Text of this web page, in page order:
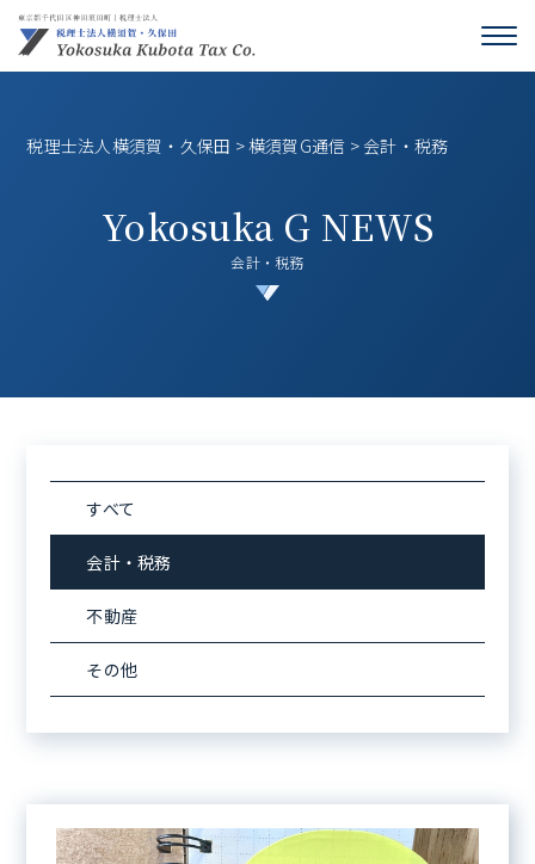
税理士法人横須賀・久保田 >横須賀G通信 > 会計・税務
Yokosuka G NEWS
会計・税務
すべて
会計・税務
不動産
その他